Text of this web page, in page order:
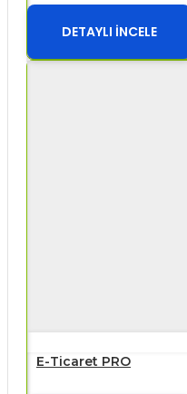
DETAYLI İNCELE
E-Ticaret PRO